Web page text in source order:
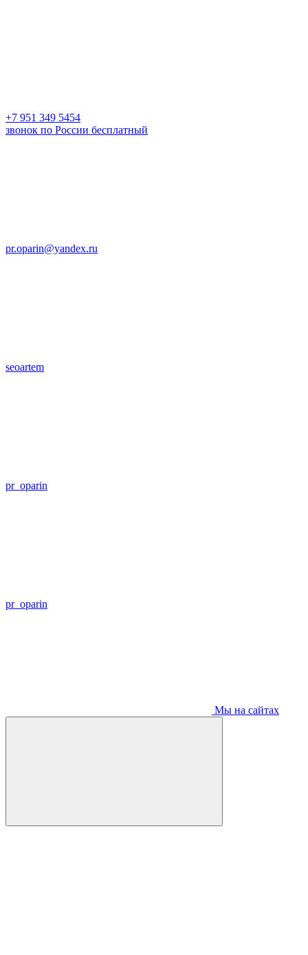
+7 951 349 5454
звонок по России бесплатный
pr.oparin@yandex.ru
seoartem
pr_oparin
pr_oparin
Мы на сайтах